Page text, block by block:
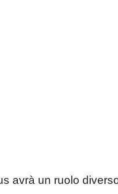
avrà un ruolo